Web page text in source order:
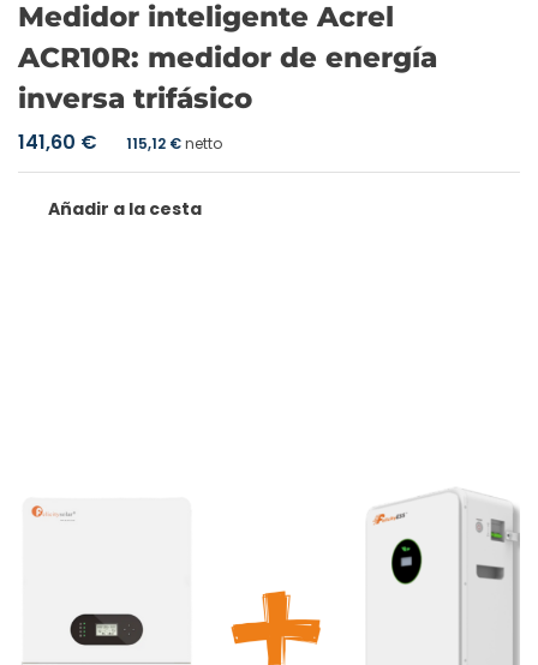
Medidor inteligente Acrel
ACR10R: medidor de energía
inversa trifásico
141,60 € 115,12 €netto
Añadir a la cesta